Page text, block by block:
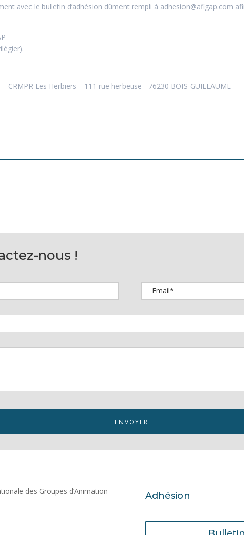
avec le bulletin d’adhésion dûment rempli à adhesion@afigap.com
CRMPR Les Herbiers – 111 rue herbeuse - 76230 BOIS-GUILLAUME
nous !
Adhésion